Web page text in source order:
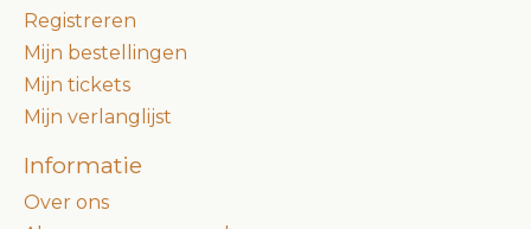
Registreren
Mijn bestellingen
Mijn tickets
Mijn verlanglijst
Informatie
Over ons